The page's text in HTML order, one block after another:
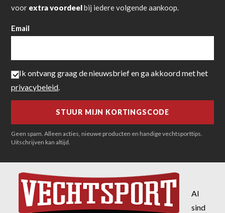
voor extra voordeelbij iedere volgende aankoop.
Email
Ik ontvang graag de nieuwsbrief en ga akkoord met het
privacybeleid.
Geen spam. Alleen acties, nieuwe producten en handige vechtsporttips.
Uitschrijven kan altijd.
Al
sind